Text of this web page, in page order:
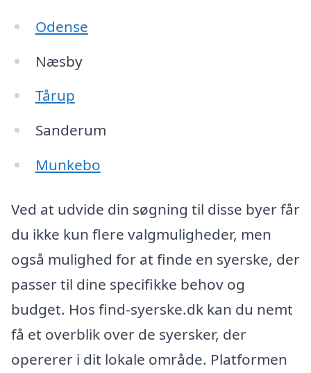
Odense
Næsby
Tårup
Sanderum
Munkebo
Ved at udvide din søgning til disse byer får
du ikke kun flere valgmuligheder, men
også mulighed for at finde en syerske, der
passer til dine specifikke behov og
budget. Hos find-syerske.dk kan du nemt
få et overblik over de syersker, der
opererer i dit lokale område. Platformen